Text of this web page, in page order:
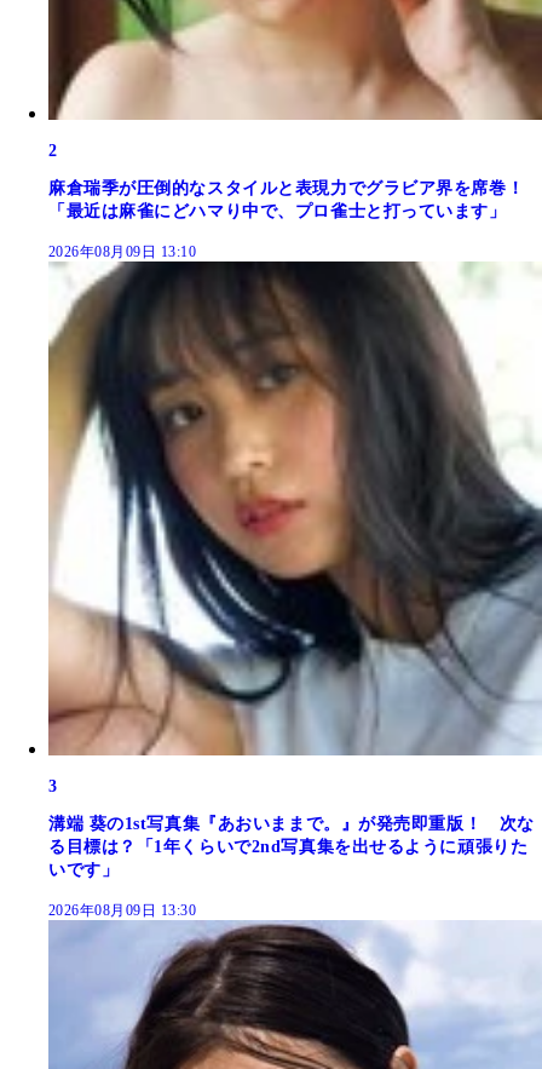
2
麻倉瑞季が圧倒的なスタイルと表現力でグラビア界を席巻！
「最近は麻雀にどハマり中で、プロ雀士と打っています」
2026年08月09日 13:10
3
溝端 葵の1st写真集『あおいままで。』が発売即重版！ 次な
る目標は？「1年くらいで2nd写真集を出せるように頑張りた
いです」
2026年08月09日 13:30